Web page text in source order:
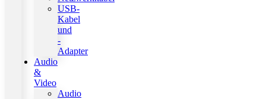
USB-
Kabel
und
-
Adapter
Audio
&
Video
Audio